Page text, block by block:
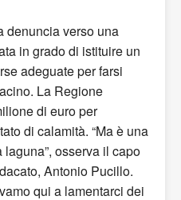
denuncia verso una
in grado di istituire un
adeguate per farsi
La Regione
di euro per
di calamità. “Ma è una
osserva il capo
Antonio Pucillo.
qui a lamentarci dei